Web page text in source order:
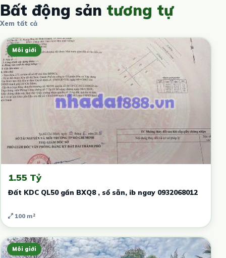
Bất động sản tương tự
Xem tất cả
Môi giới
1.55 Tỷ
Đất KDC QL50 gần BXQ8 , sổ sẵn, ib ngay 0932068012
100 m²
Môi giới